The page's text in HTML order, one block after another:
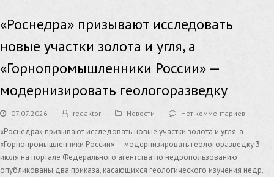
«Роснедра» призывают исследовать
новые участки золота и угля, а
«Горнопромышленники России» —
модернизировать геологоразведку
07.07.2026 redaktor Новости Нет комментариев
«Роснедра» призывают исследовать новые участки золота и угля, а
«Горнопромышленники России» — модернизировать геологоразведку 3
июля на портале Федерального агентства по недропользованию
опубликованы два приказа, касающихся геологического изучения недр,